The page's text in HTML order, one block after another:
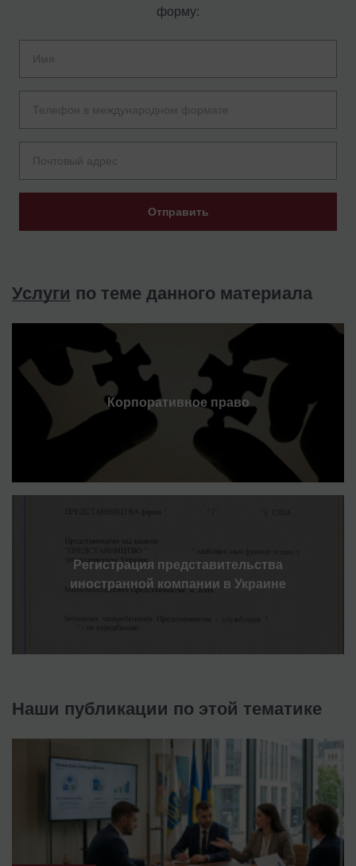
форму:
Отправить
Услуги по теме данного материала
Корпоративное право
Регистрация представительства
иностранной компании в Украине
Наши публикации по этой тематике